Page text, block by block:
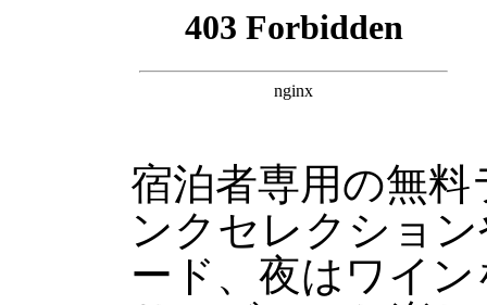
宿泊者専用の無
ンクセレクショ
ード、夜はワイ